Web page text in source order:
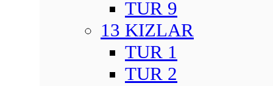
TUR 9
13 KIZLAR
TUR 1
TUR 2